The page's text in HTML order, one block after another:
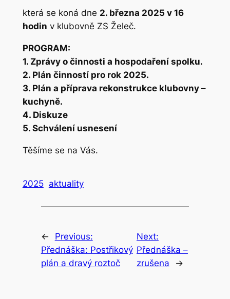
která se koná dne 2. března 2025 v 16
hodin v klubovně ZS Želeč.
PROGRAM:
1. Zprávy o činnosti a hospodaření spolku.
2. Plán činností pro rok 2025.
3. Plán a příprava rekonstrukce klubovny –
kuchyně.
4. Diskuze
5. Schválení usnesení
Těšíme se na Vás.
2025 aktuality
←
Previous:
Přednáška: Postřikový
plán a dravý roztoč
Next:
Přednáška –
zrušena
→